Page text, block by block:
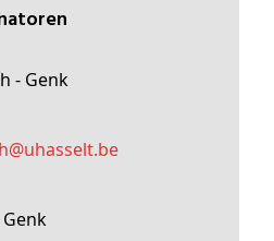
- Genk
uhasselt.be